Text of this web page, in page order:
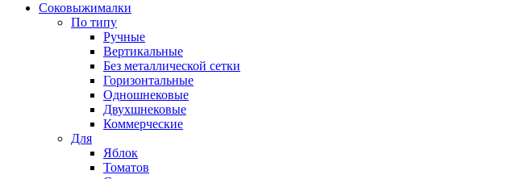
Соковыжималки
По типу
Ручные
Вертикальные
Без металлической сетки
Горизонтальные
Одношнековые
Двухшнековые
Коммерческие
Для
Яблок
Томатов